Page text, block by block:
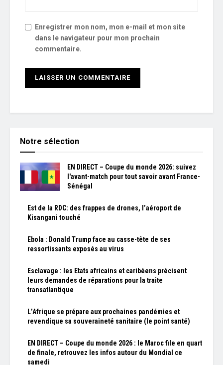
Enregistrer mon nom, mon e-mail et mon site
dans le navigateur pour mon prochain
commentaire.
Notre sélection
EN DIRECT – Coupe du monde 2026: suivez
l'avant-match pour tout savoir avant France-
Sénégal
Est de la RDC: des frappes de drones, l’aéroport de
Kisangani touché
Ebola : Donald Trump face au casse-tête de ses
ressortissants exposés au virus
Esclavage : les Etats africains et caribéens précisent
leurs demandes de réparations pour la traite
transatlantique
L’Afrique se prépare aux prochaines pandémies et
revendique sa souveraineté sanitaire (le point santé)
EN DIRECT – Coupe du monde 2026 : le Maroc file en quart
de finale, retrouvez les infos autour du Mondial ce
samedi